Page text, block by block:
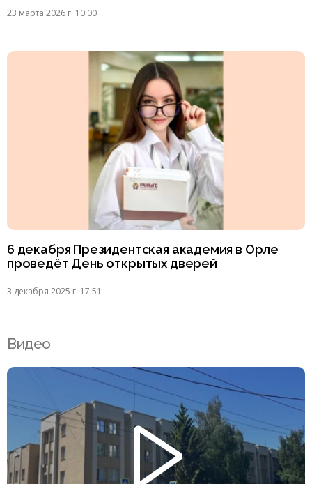
23 марта 2026 г. 10:00
6 декабря Президентская академия в Орле
проведёт День открытых дверей
3 декабря 2025 г. 17:51
Видео